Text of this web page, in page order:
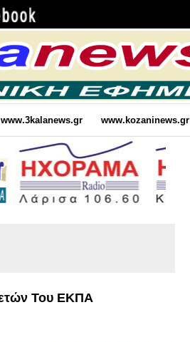
www.3kalanews.gr www.kozaninews.gr
Του ΕΚΠΑ